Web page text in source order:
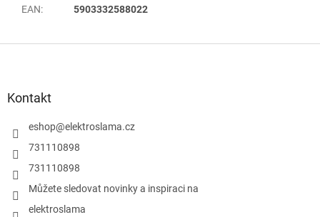
EAN: 5903332588022
Kontakt
eshop@elektroslama.cz
731110898
731110898
Můžete sledovat novinky a inspiraci na
elektroslama